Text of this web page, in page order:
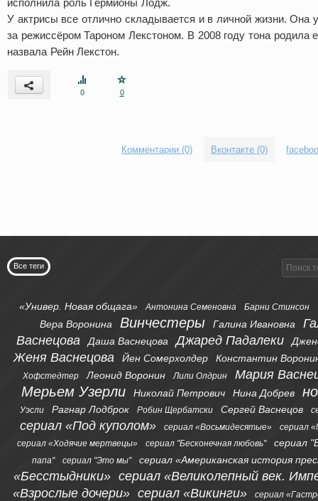
исполнила роль Гермионы Лодж.
У актрисы все отлично складывается и в личной жизни. Она
за режиссёром Тароном Лекстоном. В 2008 году тона родила
назвала Рейн Лекстон.
0 0
Комментарии (0) Вконтакте (0)
Все теги
«Универ. Новая общага» Антонина Семеновна Барни Стинсон
Вера Воронина Винчестеры Галина Ивановна
Васнецова
Даша Васнецова Джаред Падалеки
Женя Васнецова Йен Сомерхолдер Константин
Хофстедтер Леонид Воронин Лили Олдрин Мария
Мерьем Узерли Николай Петрович Нина Добрев
Уэсли Рагнар Лодброк Робин Щербатски Сергей Васнецов
сериал «Под куполом» сериал «Восьмидесятые»
сериал
сериал «Ходячие мертвецы»
сериал "Бесконечная любовь" сериал
папа" сериал "Это мы" сериал «Американская история
«Бесстыдники» сериал «Великолепный век.
«Взрослые дочери» сериал «Викинги» сериал